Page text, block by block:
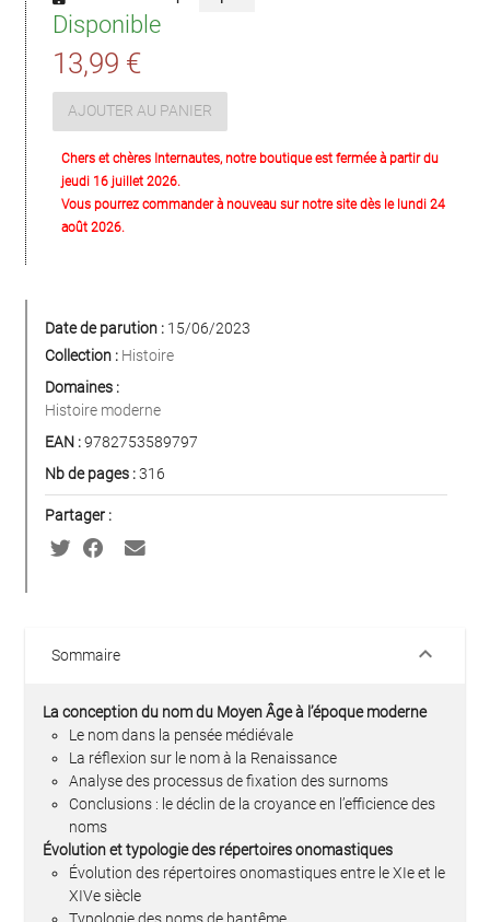
Disponible
13,99 €
AJOUTER AU PANIER
Chers et chères Internautes, notre boutique est fermée à partir du
jeudi 16 juillet 2026.
Vous pourrez commander à nouveau sur notre site dès le lundi 24
août 2026.
Date de parution : 15/06/2023
Collection : Histoire
Domaines :
Histoire moderne
EAN :9782753589797
Nb de pages :316
Partager :
Sommaire keyboard_arrow_down
La conception du nom du Moyen Âge à l’époque moderne
Le nom dans la pensée médiévale
La réflexion sur le nom à la Renaissance
Analyse des processus de fixation des surnoms
Conclusions : le déclin de la croyance en l’efficience des
noms
Évolution et typologie des répertoires onomastiques
Évolution des répertoires onomastiques entre le XIe et le
XIVe siècle